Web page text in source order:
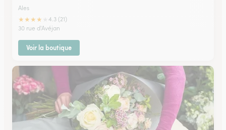
Ales
★★★★
4.3 (21)
30 rue d'Avéjan
Voir la boutique